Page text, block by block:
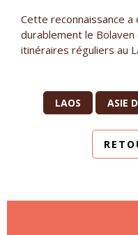
Cette reconnaissance
durablement le
itinéraires réguliers au
LAOS ASIE